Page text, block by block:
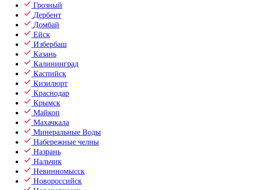
Грозный
Дербент
Домбай
Ейск
Избербаш
Казань
Калининград
Каспийск
Кизилюрт
Краснодар
Крымск
Майкоп
Махачкала
Минеральные Воды
Набережные челны
Назрань
Нальчик
Невинномысск
Новороссийск